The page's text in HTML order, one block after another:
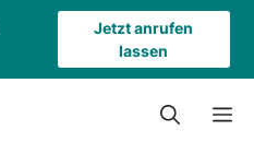
Jetzt anrufen
lassen